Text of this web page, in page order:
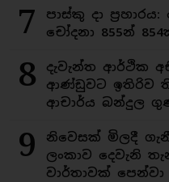
7
පාස්කු දා
චෝදනා 855න්
8
දැවැන්ත ආර්ථික
ආණ්ඩුවට ඉතිරිව
ආචාර්ය බන්දුල
9
නිවෙසක් මිලදී
ලංකාව දෙවැනි
වාර්තාවක් පෙන්වා